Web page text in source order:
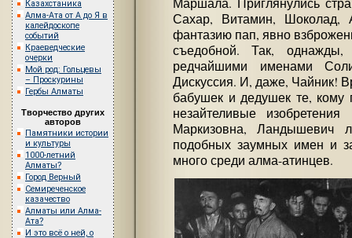
Казахстаника
Алма-Ата от А до Я в
калейдоскопе
событий
Краеведческие
очерки
Мой род: Гольцевы
– Проскурины
Гербы Алматы
Творчество других
авторов
Памятники истории
и культуры
1000-летний
Алматы?
Город Верный
Семиреченское
казачество
Алматы или Алма-
Ата?
И это всё о ней, о
Маршала. Приглянулись
Сахар, Витамин, Шоколад,
фантазию пап, явно
съедобной. Так,
редчайшими именами
Дискуссия. И, даже, Чайник!
бабушек и дедушек те, кому
незайтеливые
Маркизовна, Ландышевич
подобных заумных имен и
много среди алма-атинцев.